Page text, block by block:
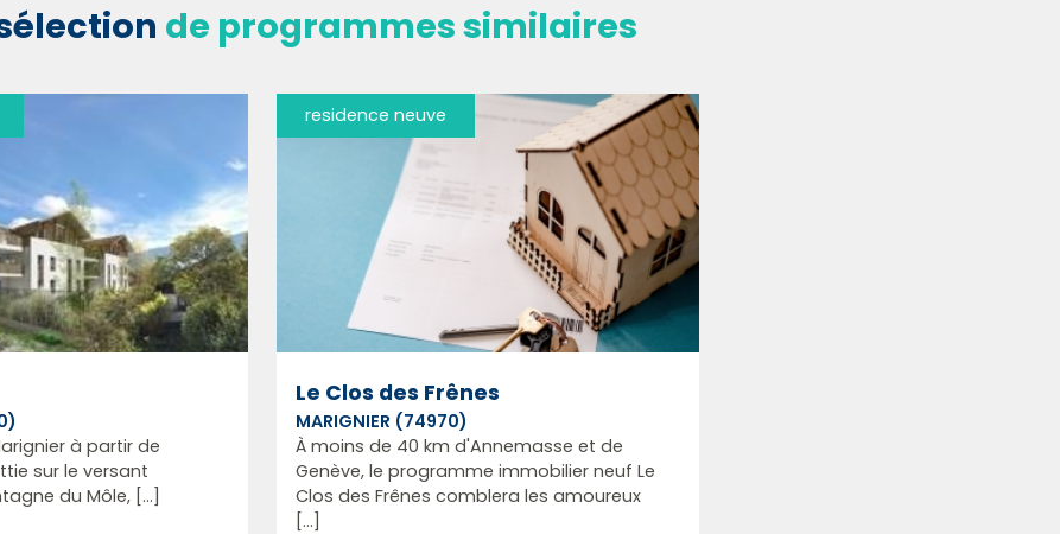
de programmes similaires
à partir de
sur le versant
du Môle, [...]
residence neuve
Le Clos des Frênes
MARIGNIER (74970)
À moins de 40 km d'Annemasse et de
Genève, le programme immobilier neuf Le
Clos des Frênes comblera les amoureux
[...]